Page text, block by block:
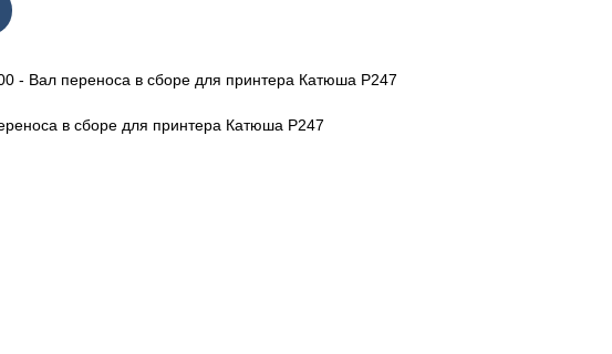
- Вал переноса в сборе для принтера Катюша P247
в сборе для принтера Катюша P247